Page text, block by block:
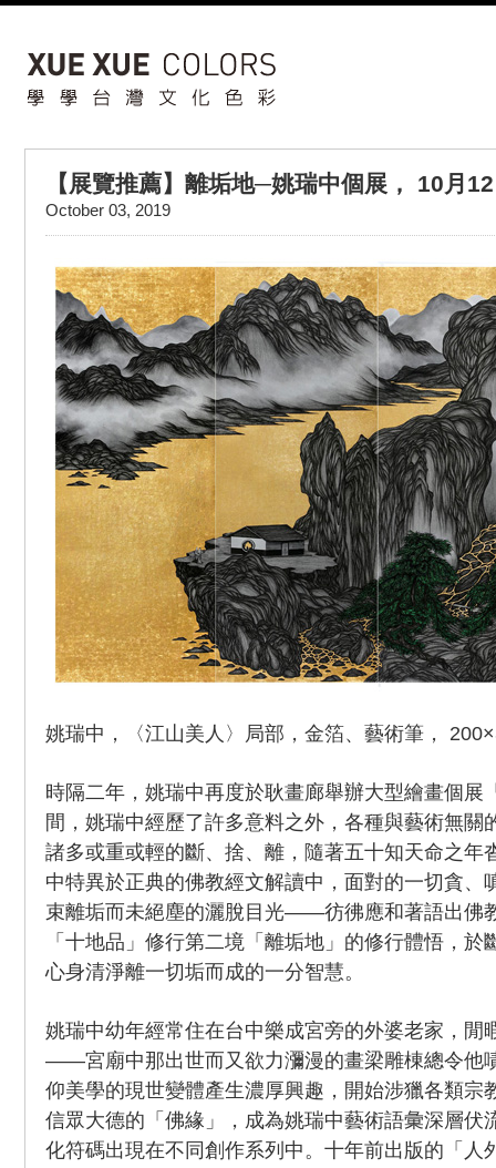
【展覽推薦】離垢地─姚瑞中個展， 10月
October 03, 2019
姚瑞中，〈江山美人〉局部，金箔、藝術筆，
時隔二年，姚瑞中再度於耿畫廊舉辦大型繪畫個展
間，姚瑞中經歷了許多意料之外，各種與藝術無關
諸多或重或輕的斷、捨、離，隨著五十知天命之年
中特異於正典的佛教經文解讀中，面對的一切貪、
束離垢而未絕塵的灑脫目光——彷彿應和著語出佛
「十地品」修行第二境「離垢地」的修行體悟，
心身清淨離一切垢而成的一分智慧。
姚瑞中幼年經常住在台中樂成宮旁的外婆老家，閒
——宮廟中那出世而又欲力瀰漫的畫梁雕棟總令他
仰美學的現世變體產生濃厚興趣，開始涉獵各類宗
信眾大德的「佛緣」，成為姚瑞中藝術語彙深層伏
化符碼出現在不同創作系列中。十年前出版的「人